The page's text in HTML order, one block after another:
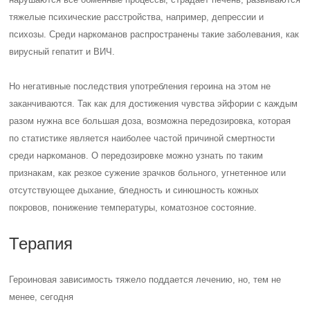
тяжелые психические расстройства, например, депрессии и
психозы. Среди наркоманов распространены такие заболевания, как
вирусный гепатит и ВИЧ.
Но негативные последствия употребления героина на этом не
заканчиваются. Так как для достижения чувства эйфории с каждым
разом нужна все большая доза, возможна передозировка, которая
по статистике является наиболее частой причиной смертности
среди наркоманов. О передозировке можно узнать по таким
признакам, как резкое сужение зрачков больного, угнетенное или
отсутствующее дыхание, бледность и синюшность кожных
покровов, понижение температуры, коматозное состояние.
Терапия
Героиновая зависимость тяжело поддается лечению, но, тем не
менее, сегодня